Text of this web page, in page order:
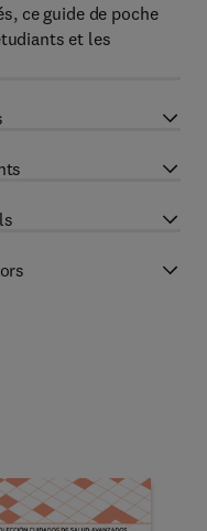
ce guide de poche
et les